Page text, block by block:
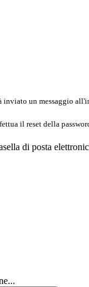
inviato un messaggio
il reset della
di posta